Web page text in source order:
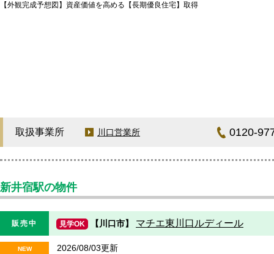
【外観完成予想図】資産価値を高める【長期優良住宅】取得
取扱事業所 川口営業所 0120-
新井宿駅の物件
販売中 見学OK 【川口市】 マチエ東川口ルディール
NEW 2026/08/03更新